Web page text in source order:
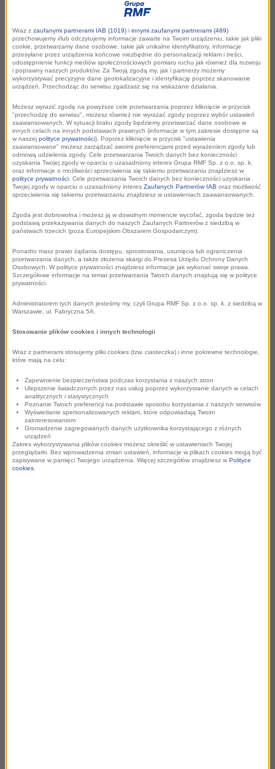
Marcin Pyra, Head of Digital Sales & AdTech
marcin.pyra@rmf.pl
tel. 222 031 020
Kontakt dla mediów
Za komunikację PR Grupy RMF odpowiada 38 Content
Communication
Karolina Czepkiewicz
Senior PR&Communication Consultant
karolina.czepkiewicz@38pr.pl
Monika Langner
monika.langner@38pr.pl
Siedziba Zarządu
al. Waszyngtona 1, 30-204 Kraków
info@rmf.pl
Grupa RMF dla Miast i Regionów
Krzysztof Nepelski
Pełnomocnik ds. Relacji Instytucjonalnych
krzysztof.nepelski@rmf.pl
tel. 12 662 23 55
Wraz z zaufanymi partnerami IAB (1019) i innymi zaufanymi partnerami (489)
przechowujemy i/lub odczytujemy informacje zawarte na Twoim urządzeniu, takie jak pliki
cookie, przetwarzamy dane osobowe, takie jak unikalne identyfikatory, informacje
przesyłane przez urządzenia końcowe niezbędne do personalizacji reklam i treści,
udostępnienie funkcji mediów społecznościowych pomiaru ruchu jak również dla rozwoju
i poprawny naszych produktów. Za Twoją zgodą my, jak i partnerzy możemy
wykorzystywać precyzyjne dane geolokalizacyjne i identyfikację poprzez skanowanie
urządzeń. Przechodząc do serwisu zgadzasz się na wskazane działania.
Możesz wyrazić zgodę na powyższe cele przetwarzania poprzez kliknięcie w przycisk
"przechodzę do serwisu", możesz również nie wyrażać zgody poprzez wybór ustawień
zaawansowanych. W sytuacji braku zgody będziemy przetwarzać dane osobowe w
innych celach na innych podstawach prawnych (informacje w tym zakresie dostępne są
w naszej polityce prywatności). Poprzez kliknięcie w przycisk "ustawienia
zaawansowane" możesz zarządzać swoimi preferencjami przed wyrażeniem zgody lub
odmową udzielenia zgody. Cele przetwarzania Twoich danych bez konieczności
uzyskania Twojej zgody w oparciu o uzasadniony interes Grupa RMF Sp. z o.o. sp. k.
oraz informacje o możliwości sprzeciwienia się takiemu przetwarzaniu znajdziesz w
polityce prywatności. Cele przetwarzania Twoich danych bez konieczności uzyskania
Twojej zgody w oparciu o uzasadniony interes Zaufanych Partnerów IAB oraz możliwość
sprzeciwienia się takiemu przetwarzaniu znajdziesz w ustawieniach zaawansowanych.
Zgoda jest dobrowolna i możesz ją w dowolnym momencie wycofać, zgoda będzie też
podstawą przekazywania danych do naszych Zaufanych Partnerów z siedzibą w
państwach trzecich (poza Europejskim Obszarem Gospodarczym).
Ponadto masz prawo żądania dostępu, sprostowania, usunięcia lub ograniczenia
przetwarzania danych, a także złożenia skargi do Prezesa Urzędu Ochrony Danych
Osobowych. W polityce prywatności znajdziesz informacje jak wykonać swoje prawa.
Szczegółowe informacje na temat przetwarzania Twoich danych znajdują się w polityce
prywatności.
Administratorem tych danych jesteśmy my, czyli Grupa RMF Sp. z o.o. sp. k. z siedzibą w
Warszawie, ul. Fabryczna 5A.
Stosowanie plików cookies i innych technologii
Wraz z partnerami stosujemy pliki cookies (tzw. ciasteczka) i inne pokrewne technologie,
które mają na celu:
Zapewnienie bezpieczeństwa podczas korzystania z naszych stron
Ulepszenie świadczonych przez nas usług poprzez wykorzystanie danych w celach
analitycznych i statystycznych
Poznanie Twoich preferencji na podstawie sposobu korzystania z naszych serwisów
Wyświetlanie spersonalizowanych reklam, które odpowiadają Twoim
zainteresowaniom
Gromadzenie zagregowanych danych użytkownika korzystającego z różnych
urządzeń
Zakres wykorzystywania plików cookies możesz określić w ustawieniach Twojej
przeglądarki. Bez wprowadzenia zmian ustawień, informacje w plikach cookies mogą być
zapisywane w pamięci Twojego urządzenia. Więcej szczegółów znajdziesz w Polityce
cookies.